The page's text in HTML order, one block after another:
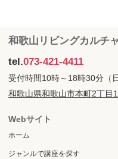
和歌山リビングカルチ
tel.073-421-4411
受付時間10時～18時30分（
和歌山県和歌山市本町2丁目
Webサイト
ホーム
ジャンルで講座を探す